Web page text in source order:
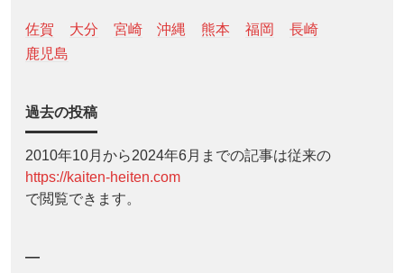
佐賀 大分 宮崎 沖縄 熊本 福岡
長崎
鹿児島
過去の投稿
2010年10月から2024年6月までの記事は従来の
https://kaiten-heiten.com
で閲覧できます。
—